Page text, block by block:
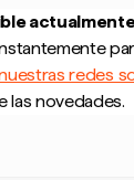
redes
las novedades.